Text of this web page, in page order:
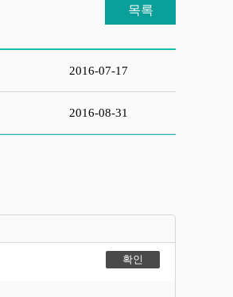
목록
2016-07-17
2016-08-31